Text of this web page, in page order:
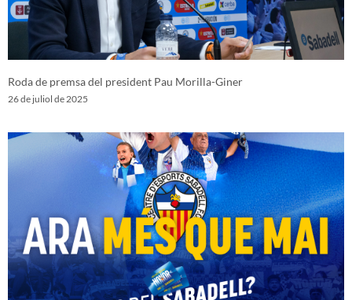
Roda de premsa del president Pau Morilla-Giner
26 de juliol de 2025